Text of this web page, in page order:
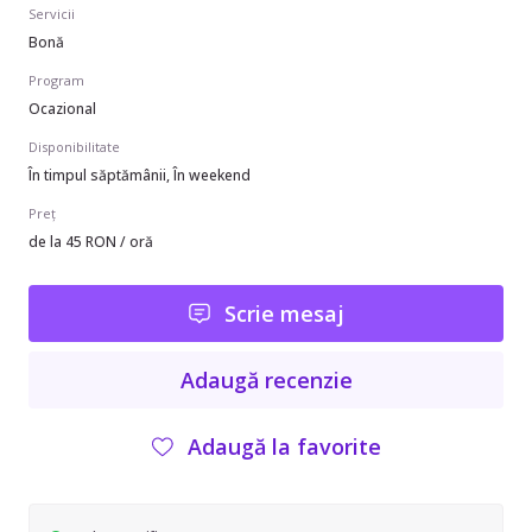
Servicii
Bonă
Program
Ocazional
Disponibilitate
În timpul săptămânii, În weekend
Preț
de la 45 RON / oră
Scrie mesaj
Adaugă recenzie
Adaugă la favorite